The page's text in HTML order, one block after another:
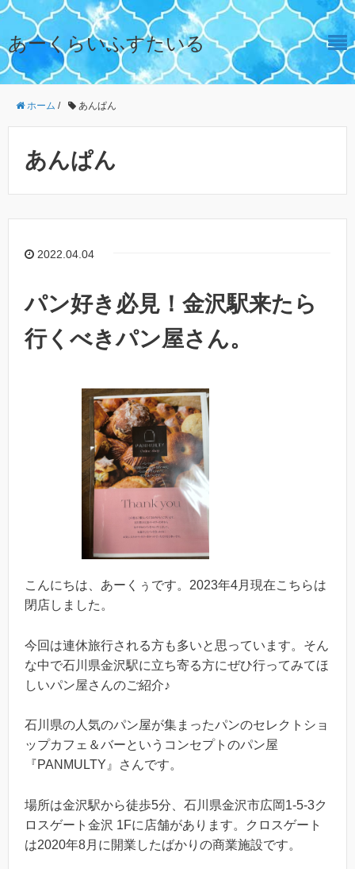
あーくらいふすたいる
ホーム / あんぱん
あんぱん
2022.04.04
パン好き必見！金沢駅来たら
行くべきパン屋さん。
こんにちは、あーくぅです。2023年4月現在こちらは
閉店しました。
今回は連休旅行される方も多いと思っています。そん
な中で石川県金沢駅に立ち寄る方にぜひ行ってみてほ
しいパン屋さんのご紹介♪
石川県の人気のパン屋が集まったパンのセレクトショ
ップカフェ＆バーというコンセプトのパン屋
『PANMULTY』さんです。
場所は金沢駅から徒歩5分、石川県金沢市広岡1-5-3ク
ロスゲート金沢 1Fに店舗があります。クロスゲート
は2020年8月に開業したばかりの商業施設です。